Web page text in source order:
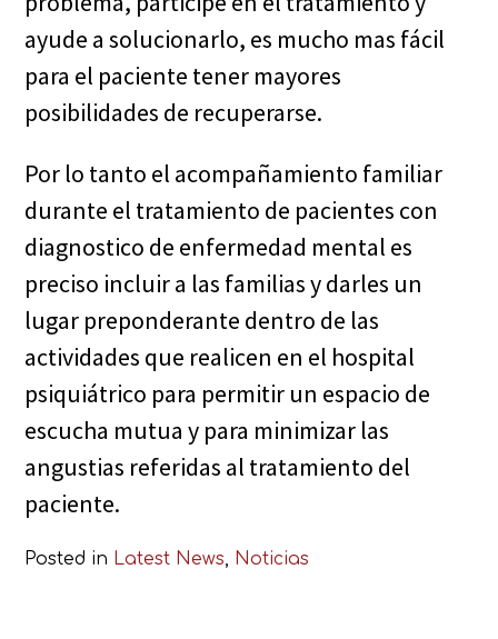
ayude a solucionarlo, es mucho mas fácil
para el paciente tener mayores
posibilidades de recuperarse.
Por lo tanto el acompañamiento familiar
durante el tratamiento de pacientes con
diagnostico de enfermedad mental es
preciso incluir a las familias y darles un
lugar preponderante dentro de las
actividades que realicen en el hospital
psiquiátrico para permitir un espacio de
escucha mutua y para minimizar las
angustias referidas al tratamiento del
paciente.
Posted in Latest News, Noticias